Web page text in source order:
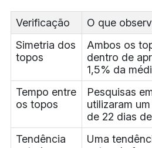
Verificação
O que
Simetria dos
topos
Ambos os
dentro de
1,5% da
Tempo entre
os topos
Pesquisas
utilizaram
de 22 dias
Tendência
Uma